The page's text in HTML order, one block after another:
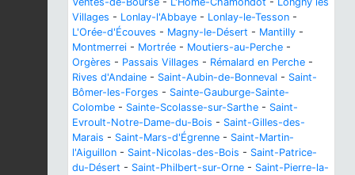
Villages - Lonlay-l'Abbaye - Lonlay-le-Tesson -
L'Orée-d'Écouves - Magny-le-Désert - Mantilly -
Montmerrei - Mortrée - Moutiers-au-Perche -
Orgères - Passais Villages - Rémalard en Perche -
Rives d'Andaine - Saint-Aubin-de-Bonneval - Saint-
Bômer-les-Forges - Sainte-Gauburge-Sainte-
Colombe - Sainte-Scolasse-sur-Sarthe - Saint-
Evroult-Notre-Dame-du-Bois - Saint-Gilles-des-
Marais - Saint-Mars-d'Égrenne - Saint-Martin-
l'Aiguillon - Saint-Nicolas-des-Bois - Saint-Patrice-
du-Désert - Saint-Philbert-sur-Orne - Saint-Pierre-la-